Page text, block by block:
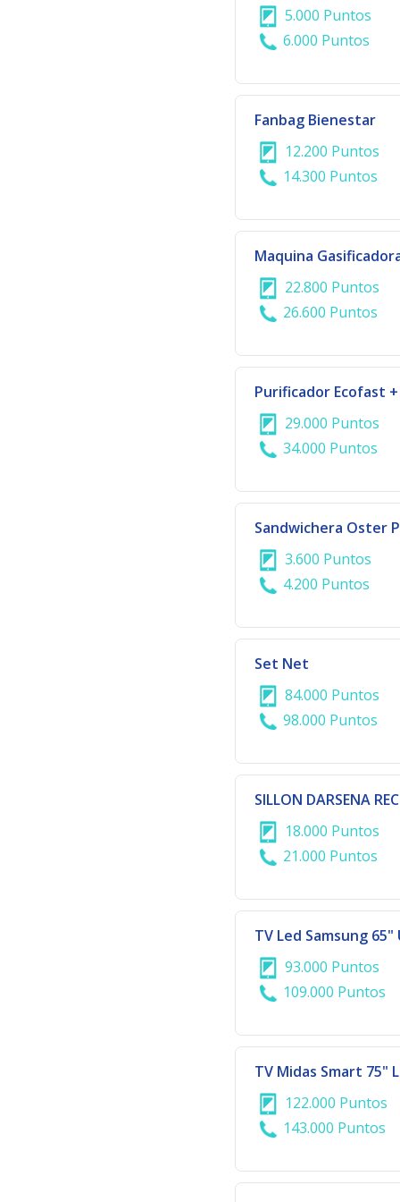
5.000 Puntos
6.000 Puntos
Fanbag Bienestar
12.200 Puntos
14.300 Puntos
Maquina
22.800 Puntos
26.600 Puntos
Purificador Ecofast +
29.000 Puntos
34.000 Puntos
Sandwichera Oster
3.600 Puntos
4.200 Puntos
Set Net
84.000 Puntos
98.000 Puntos
18.000 Puntos
21.000 Puntos
TV Led Samsung 65"
93.000 Puntos
109.000 Puntos
TV Midas Smart 75"
122.000 Puntos
143.000 Puntos